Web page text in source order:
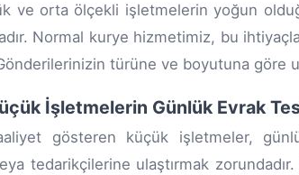
ve orta ölçekli işletmelerin yoğun
Normal kurye hizmetimiz, bu
türüne ve boyutuna göre
İşletmelerin Günlük Evrak
gösteren küçük işletmeler,
tedarikçilerine ulaştırmak